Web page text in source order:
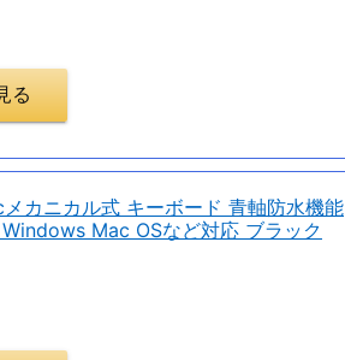
る
カニカル式 キーボード 青軸防水機能
Mac OSなど対応 ブラック